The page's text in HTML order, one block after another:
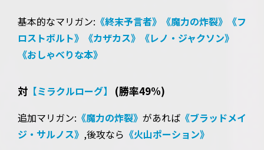
基本的なマリガン: 《終末予言者》 《魔力の炸裂》
《フ
ロストボルト》
《カザカス》
《レノ・ジャクソン》
《おしゃべりな本》
対 【ミラクルローグ】 (勝率49%)
追加マリガン: 《魔力の炸裂》 があれば 《ブラッドメイ
ジ・サルノス》 ,後攻なら 《火山ポーション》